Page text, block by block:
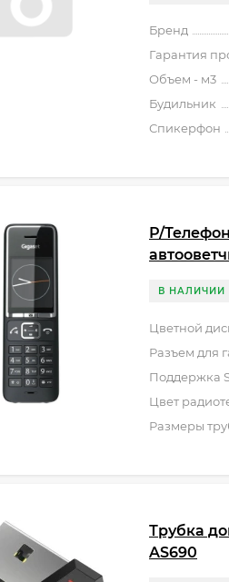
Бренд
Гарантия
Объем - м3
Будильник
Спикерфон
Р/
В НАЛИЧИИ
Цветной
Разъем для
Поддержка
Цвет
Размеры
Трубка
AS690